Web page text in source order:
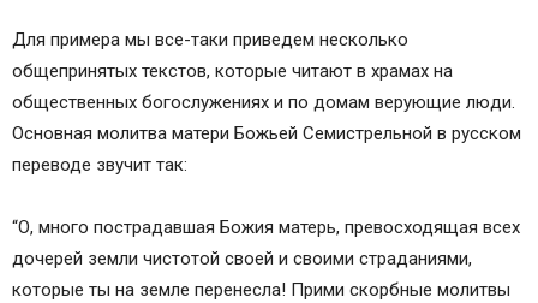
Для примера мы все-таки приведем несколько
общепринятых текстов, которые читают в храмах на
общественных богослужениях и по домам верующие люди.
Основная молитва матери Божьей Семистрельной в русском
переводе звучит так:
“О, много пострадавшая Божия матерь, превосходящая всех
дочерей земли чистотой своей и своими страданиями,
которые ты на земле перенесла! Прими скорбные молитвы